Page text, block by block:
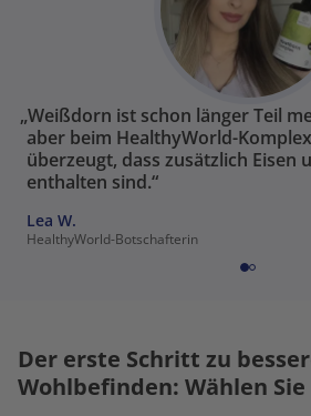
„Weißdorn ist schon länger Teil
aber beim HealthyWorld-
überzeugt, dass zusätzlich Eisen
enthalten sind.“
Lea W.
HealthyWorld-Botschafterin
Der erste Schritt zu
Wohlbefinden: Wählen Sie